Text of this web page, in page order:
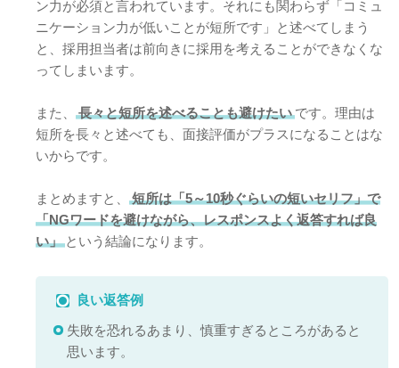
ン力が必須と言われています。それにも関わらず「コミュ
ニケーション力が低いことが短所です」と述べてしまう
と、採用担当者は前向きに採用を考えることができなくな
ってしまいます。
また、 長々と短所を述べることも避けたいです。理由は
短所を長々と述べても、面接評価がプラスになることはな
いからです。
まとめますと、
短所は「5～10秒ぐらいの短いセリフ」で
「NGワードを避けながら、レスポンスよく返答すれば良
い」という結論になります。
良い返答例
失敗を恐れるあまり、慎重すぎるところがあると
思います。